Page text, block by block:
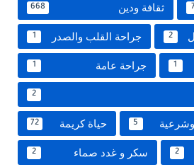
7 ثقافة ودين 668
2 جراحة القلب والصدر 1
1 جراحة عامة 1
2
وشرعية 5 حياة كريمة 72
2 سكر و غدد صماء 2